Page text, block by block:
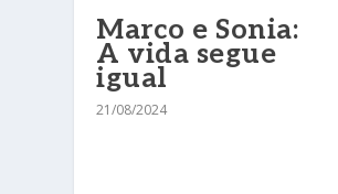
Marco e Sonia:
A vida segue
igual
21/08/2024